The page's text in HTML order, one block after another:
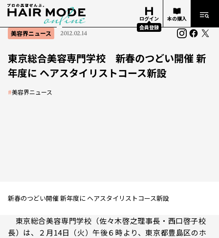
ログイン
会員登録
本の購入
美容界ニュース 2012.02.14
東京総合美容専門学校 新春のつどい開催 新
年度に ヘアスタイリストコース新設
#美容界ニュース
新春のつどい開催 新年度に ヘアスタイリストコース新設
東京総合美容専門学校（佐々木啓之理事長・西口啓子校
長）は、２月14日（火）午後６時より、東京都豊島区のホ